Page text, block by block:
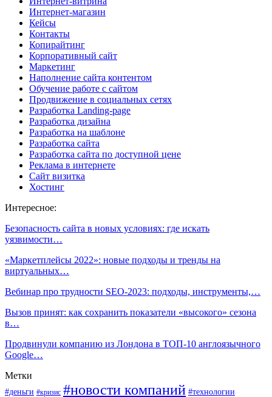
Интернет-магазин
Кейсы
Контакты
Копирайтинг
Корпоративный сайт
Маркетинг
Наполнение сайта контентом
Обучение работе с сайтом
Продвижение в социальных сетях
Разработка Landing-page
Разработка дизайна
Разработка на шаблоне
Разработка сайта
Разработка сайта по доступной цене
Реклама в интернете
Сайт визитка
Хостинг
Интересное:
Безопасность сайта в новых условиях: где искать
уязвимости…
«Маркетплейсы 2022»: новые подходы и тренды на
виртуальных…
Вебинар про трудности SEO-2023: подходы, инструменты,…
Вызов принят: как сохранить показатели «высокого» сезона
в…
Продвинули компанию из Лондона в ТОП-10 англоязычного
Google…
Метки
#деньги #кризис #новости компаний #технологии